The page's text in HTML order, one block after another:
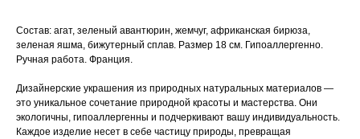
Состав: агат, зеленый авантюрин, жемчуг, африканская бирюза,
зеленая яшма, бижутерный сплав. Размер 18 см. Гипоаллергенно.
Ручная работа. Франция.
Дизайнерские украшения из природных натуральных материалов —
это уникальное сочетание природной красоты и мастерства. Они
экологичны, гипоаллергенны и подчеркивают вашу индивидуальность.
Каждое изделие несет в себе частицу природы, превращая